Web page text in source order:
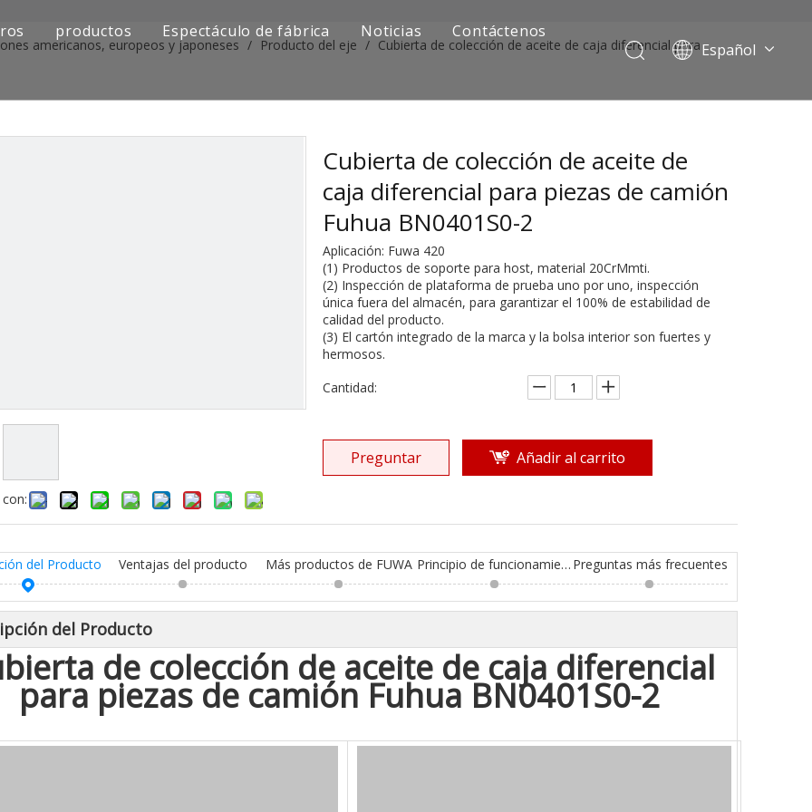
productos
Serie de camiones SAIC-lveco Hongyan
Serie de camiones europea y japonesa
Piezas de repuesto para maquinaria de ingeniería de camiones mineros
Espectáculo de fábrica Noticias
Contáctenos
Español
Pусский
americanos, europeos y japoneses / Producto del eje / Cubierta de colección de aceite de caja diferencial para
Cubierta de colección de aceite de
caja diferencial para piezas de camión
Fuhua BN0401S0-2
Aplicación: Fuwa 420
(1) Productos de soporte para host, material 20CrMmti.
(2) Inspección de plataforma de prueba uno por uno, inspección
única fuera del almacén, para garantizar el 100% de estabilidad de
calidad del producto.
(3) El cartón integrado de la marca y la bolsa interior son fuertes y
hermosos.
Cantidad:
Preguntar Añadir al carrito
del Producto Ventajas del producto Más productos de FUWA Principio de funcionamiento Preguntas más frecuentes
del Producto
de colección de aceite de caja diferencial
para piezas de camión Fuhua BN0401S0-2